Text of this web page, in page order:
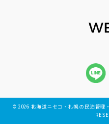
© 2026 北海道ニセコ・札幌の民泊管